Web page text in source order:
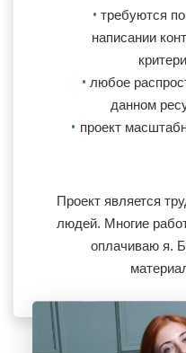
требуются
написании
любое
данном
проект
Проект является
людей. Многие
оплачиваю я.